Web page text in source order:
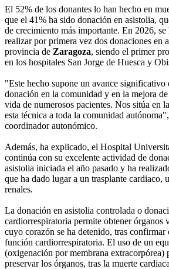
El 52% de los donantes lo han hecho en
que el 41% ha sido donación en asistolia,
de crecimiento más importante. En 2026,
realizar por primera vez dos donaciones en
provincia de Zaragoza, siendo el primer
en los hospitales San Jorge de Huesca y
"Este hecho supone un avance significativo
donación en la comunidad y en la mejora
vida de numerosos pacientes. Nos sitúa en
esta técnica a toda la comunidad
coordinador autonómico.
Además, ha explicado, el Hospital
continúa con su excelente actividad de
asistolia iniciada el año pasado y ha
que ha dado lugar a un trasplante cardiaco,
renales.
La donación en asistolia controlada o
cardiorrespiratoria permite obtener órganos
cuyo corazón se ha detenido, tras confirmar
función cardiorrespiratoria. El uso de un
(oxigenación por membrana extracorpórea)
preservar los órganos, tras la muerte